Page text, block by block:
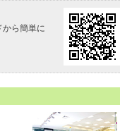
ら簡単に